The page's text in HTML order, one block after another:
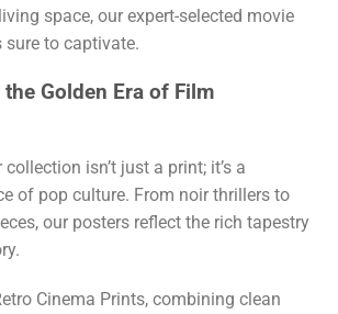
space, our expert-selected movie
sure to captivate.
Golden Era of Film
isn’t just a print; it’s a
of pop culture. From noir thrillers to
our posters reflect the rich tapestry
Cinema Prints, combining clean